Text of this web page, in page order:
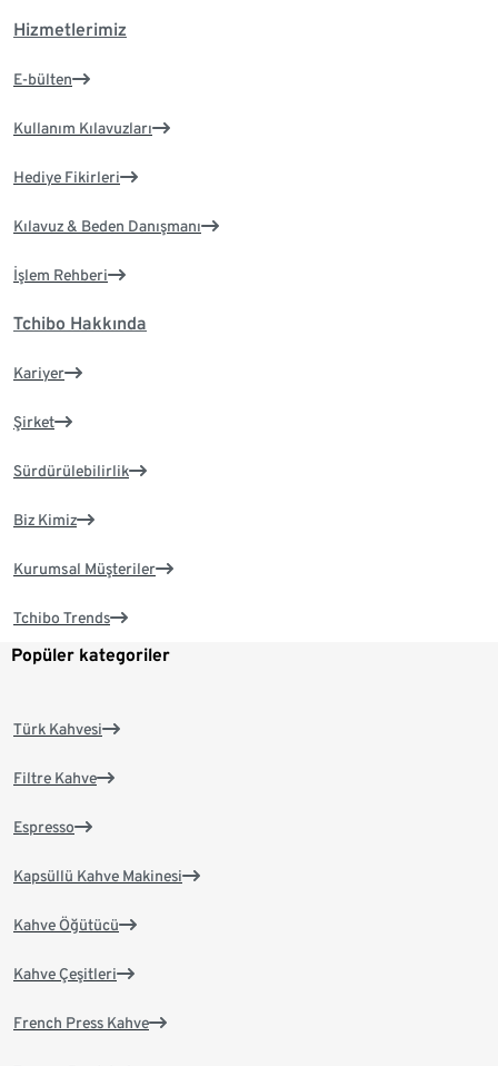
Hizmetlerimiz
E-bülten
Kullanım Kılavuzları
Hediye Fikirleri
Kılavuz & Beden Danışmanı
İşlem Rehberi
Tchibo Hakkında
Kariyer
Şirket
Sürdürülebilirlik
Biz Kimiz
Kurumsal Müşteriler
Tchibo Trends
Popüler kategoriler
Türk Kahvesi
Filtre Kahve
Espresso
Kapsüllü Kahve Makinesi
Kahve Öğütücü
Kahve Çeşitleri
French Press Kahve